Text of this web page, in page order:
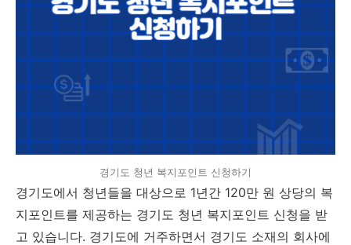
경기도 청년 복지포인트 신청하기
경기도에서 청년들을 대상으로 1년간 120만 원 상당의 복
지포인트를 제공하는 경기도 청년 복지포인트 신청을 받
고 있습니다. 경기도에 거주하면서 경기도 소재의 회사에